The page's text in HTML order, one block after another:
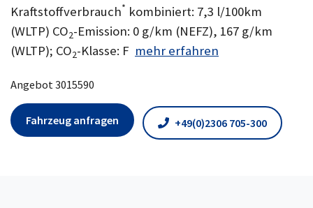
Kraftstoffverbrauch* kombiniert: 7,3 l/100km
(WLTP) CO2-Emission: 0 g/km (NEFZ), 167 g/km
(WLTP); CO2-Klasse: F mehr erfahren
Angebot 3015590
Fahrzeug anfragen +49(0)2306 705-300